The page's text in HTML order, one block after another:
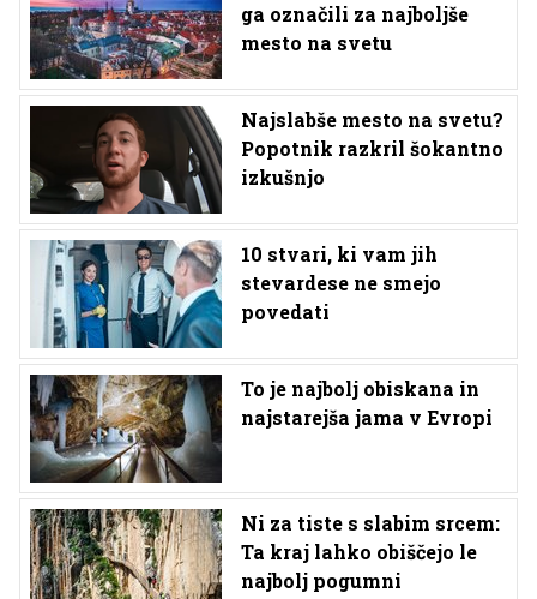
ga označili za najboljše
mesto na svetu
Najslabše mesto na svetu?
Popotnik razkril šokantno
izkušnjo
10 stvari, ki vam jih
stevardese ne smejo
povedati
To je najbolj obiskana in
najstarejša jama v Evropi
Ni za tiste s slabim srcem:
Ta kraj lahko obiščejo le
najbolj pogumni